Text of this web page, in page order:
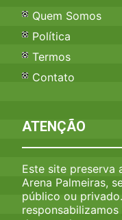
Quem Somos
Política
Termos
Contato
ATENÇÃO
Este site preserva
Arena Palmeiras,
público ou